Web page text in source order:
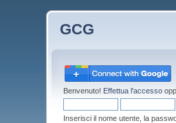
GCG
Benvenuto! Effettua l'accesso
Inserisci il nome utente, la